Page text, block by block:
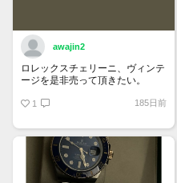
awajin2
ロレックスチェリーニ、ヴィンテ
ージを是非売って頂きたい。
1 185日前